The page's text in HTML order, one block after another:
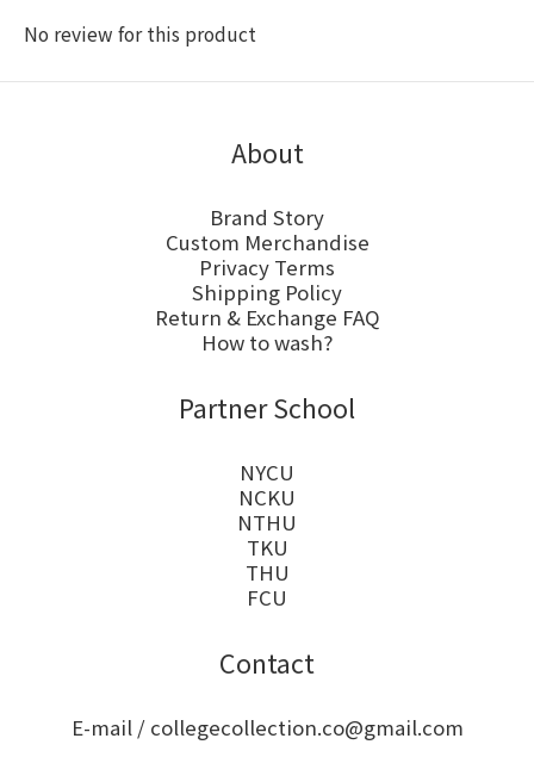
No review for this product
About
Brand Story
Custom Merchandise
Privacy Terms
Shipping Policy
Return & Exchange FAQ
How to wash?
Partner School
NYCU
NCKU
NTHU
TKU
THU
FCU
Contact
E-mail / collegecollection.co@gmail.com